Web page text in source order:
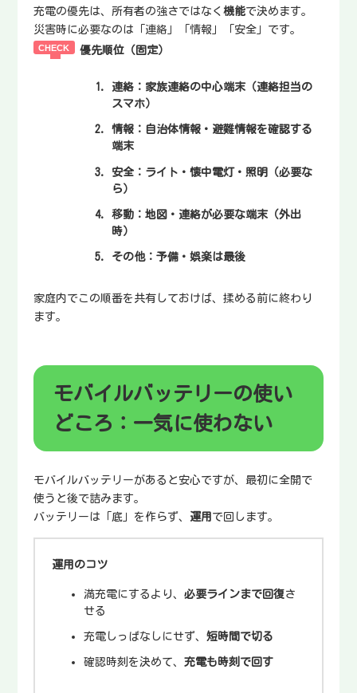
充電の優先は、所有者の強さではなく機能で決めます。
災害時に必要なのは「連絡」「情報」「安全」です。
優先順位（固定）
連絡 ：家族連絡の中心端末（連絡担当の
スマホ）
情報 ：自治体情報・避難情報を確認する
端末
安全 ：ライト・懐中電灯・照明（必要な
ら）
移動 ：地図・連絡が必要な端末（外出
時）
その他：予備・娯楽は最後
家庭内でこの順番を共有しておけば、揉める前に終わり
ます。
モバイルバッテリーの使い
どころ：一気に使わない
モバイルバッテリーがあると安心ですが、最初に全開で
使うと後で詰みます。
バッテリーは「底」を作らず、 運用 で回します。
運用のコツ
満充電にするより、必要ラインまで回復 さ
せる
充電しっぱなしにせず、短時間で切る
確認時刻を決めて、充電も時刻で回す